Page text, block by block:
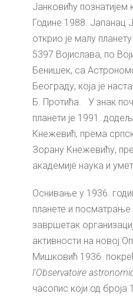
Јанковићу
Године 1988.
открио је малу
5397 Војислава, по
Бенишек, са
Београду, која је
Б. Протића. У знак
планети је 1991.
Кнежевић, према
Зорану Кнежевићу,
академије наука и
Оснивање у 1936.
планете и посматрање
завршетак
активности на новој
Мишковић 1936.
l'Observatoire
часопис који од броја